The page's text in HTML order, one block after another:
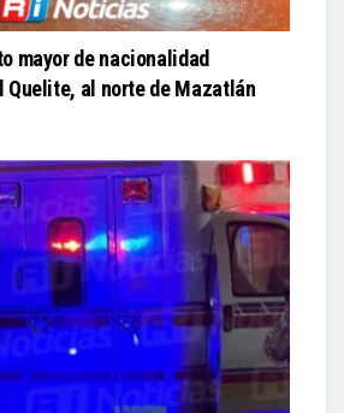
mayor de nacionalidad
Quelite, al norte de Mazatlán